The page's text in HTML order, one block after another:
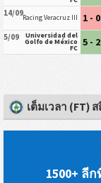
14/09Racing Veracruz III 1 - 0
5/09
Universidad del
Golfo de México
FC 5 - 2
เต็มเวลา (FT)
1500+ ลี